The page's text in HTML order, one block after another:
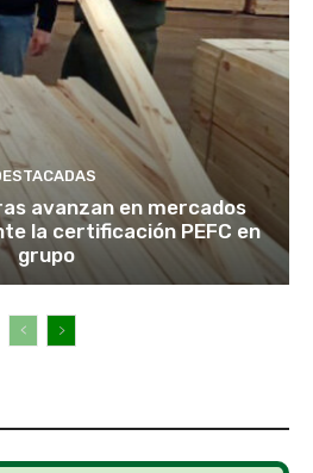
avanzan en mercados
la certificación PEFC en
grupo